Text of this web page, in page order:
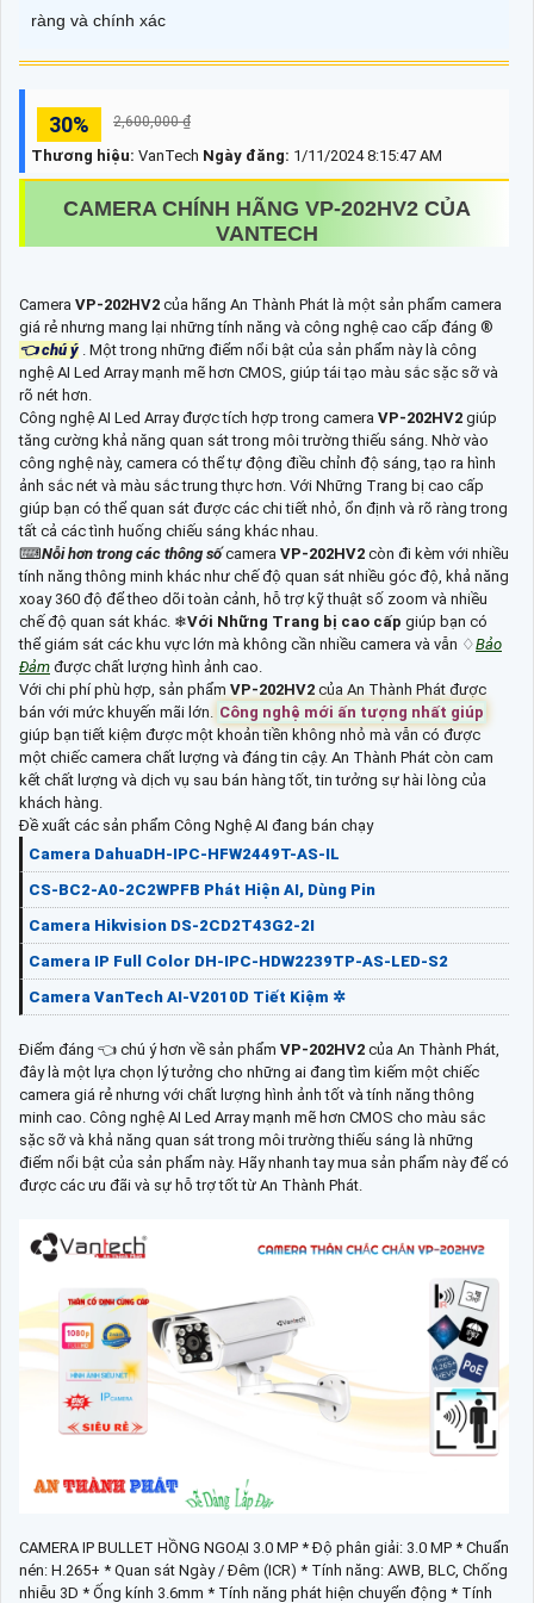
ràng và chính xác
30% 2,600,000 ₫
Thương hiệu: VanTech Ngày đăng: 1/11/2024 8:15:47 AM
CAMERA CHÍNH HÃNG VP-202HV2 CỦA
VANTECH
Camera VP-202HV2 của hãng An Thành Phát là một sản phẩm camera
giá rẻ nhưng mang lại những tính năng và công nghệ cao cấp đáng ®️
👈 chú ý . Một trong những điểm nổi bật của sản phẩm này là công
nghệ AI Led Array mạnh mẽ hơn CMOS, giúp tái tạo màu sắc sặc sỡ và
rõ nét hơn.
Công nghệ AI Led Array được tích hợp trong camera VP-202HV2 giúp
tăng cường khả năng quan sát trong môi trường thiếu sáng. Nhờ vào
công nghệ này, camera có thể tự động điều chỉnh độ sáng, tạo ra hình
ảnh sắc nét và màu sắc trung thực hơn. Với Những Trang bị cao cấp
giúp bạn có thể quan sát được các chi tiết nhỏ, ổn định và rõ ràng trong
tất cả các tình huống chiếu sáng khác nhau.
⌨Nỗi hơn trong các thông sốcamera VP-202HV2 còn đi kèm với nhiều
tính năng thông minh khác như chế độ quan sát nhiều góc độ, khả năng
xoay 360 độ để theo dõi toàn cảnh, hỗ trợ kỹ thuật số zoom và nhiều
chế độ quan sát khác. ❄Với Những Trang bị cao cấp giúp bạn có
thể giám sát các khu vực lớn mà không cần nhiều camera và vẫn ♢Bảo
Đảm được chất lượng hình ảnh cao.
Với chi phí phù hợp, sản phẩm VP-202HV2 của An Thành Phát được
bán với mức khuyến mãi lớn. Công nghệ mới ấn tượng nhất giúp
giúp bạn tiết kiệm được một khoản tiền không nhỏ mà vẫn có được
một chiếc camera chất lượng và đáng tin cậy. An Thành Phát còn cam
kết chất lượng và dịch vụ sau bán hàng tốt, tin tưởng sự hài lòng của
khách hàng.
Đề xuất các sản phẩm Công Nghệ AI đang bán chạy
Camera DahuaDH-IPC-HFW2449T-AS-IL
CS-BC2-A0-2C2WPFB Phát Hiện AI, Dùng Pin
Camera Hikvision DS-2CD2T43G2-2I
Camera IP Full Color DH-IPC-HDW2239TP-AS-LED-S2
Camera VanTech AI-V2010D Tiết Kiệm ✲
Điểm đáng 👈 chú ý hơn về sản phẩm VP-202HV2 của An Thành Phát,
đây là một lựa chọn lý tưởng cho những ai đang tìm kiếm một chiếc
camera giá rẻ nhưng với chất lượng hình ảnh tốt và tính năng thông
minh cao. Công nghệ AI Led Array mạnh mẽ hơn CMOS cho màu sắc
sặc sỡ và khả năng quan sát trong môi trường thiếu sáng là những
điểm nổi bật của sản phẩm này. Hãy nhanh tay mua sản phẩm này để có
được các ưu đãi và sự hỗ trợ tốt từ An Thành Phát.
CAMERA IP BULLET HỒNG NGOẠI 3.0 MP * Độ phân giải: 3.0 MP * Chuẩn
nén: H.265+ * Quan sát Ngày / Đêm (ICR) * Tính năng: AWB, BLC, Chống
nhiễu 3D * Ống kính 3.6mm * Tính năng phát hiện chuyển động * Tính